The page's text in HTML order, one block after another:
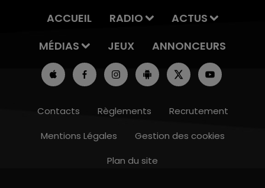
11h00 - 16h00
ACCUEIL RADIO
ACTUS
MÉDIAS
JEUX ANNONCEURS
Contacts Règlements
Recrutement
Mentions Légales
Gestion des cookies
Plan du site